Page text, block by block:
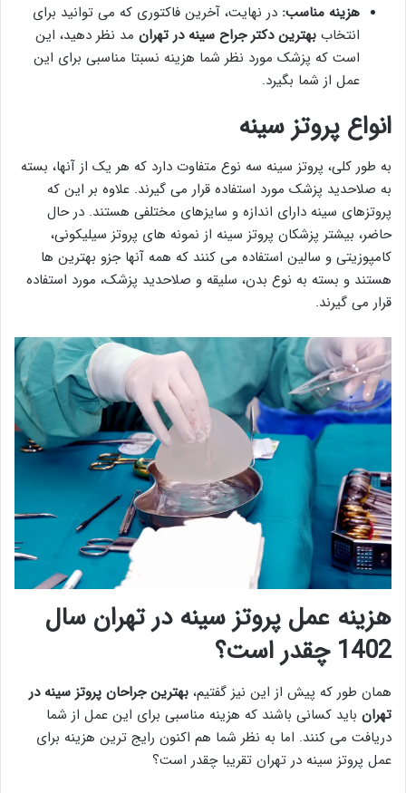
هزینه مناسب: در نهایت، آخرین فاکتوری که می توانید برای
انتخاب بهترين دكتر جراح سينه در تهران مد نظر دهید، این
است که پزشک مورد نظر شما هزینه نسبتا مناسبی برای این
عمل از شما بگیرد.
انواع پروتز سینه
به طور کلی، پروتز سینه سه نوع متفاوت دارد که هر یک از آنها، بسته
به صلاحدید پزشک مورد استفاده قرار می گیرند. علاوه بر این که
پروتزهای سینه دارای اندازه و سایزهای مختلفی هستند. در حال
حاضر، بیشتر پزشکان پروتز سینه از نمونه های پروتز سیلیکونی،
کامپوزیتی و سالین استفاده می کنند که همه آنها جزو بهترین ها
هستند و بسته به نوع بدن، سلیقه و صلاحدید پزشک، مورد استفاده
قرار می گیرند.
هزینه عمل پروتز سینه در تهران سال
1402 چقدر است؟
همان طور که پیش از این نیز گفتیم، بهترين جراحان پروتز سينه در
تهران باید کسانی باشند که هزینه مناسبی برای این عمل از شما
دریافت می کنند. اما به نظر شما هم اکنون رایج ترین هزینه برای
عمل پروتز سینه در تهران تقریبا چقدر است؟